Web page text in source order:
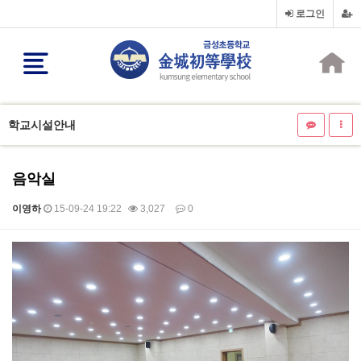
로그인
학교시설안내
음악실
이영하 15-09-24 19:22 3,027 0